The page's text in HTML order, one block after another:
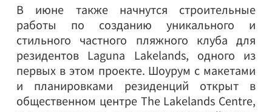
В июне также начнутся строительные
работы по созданию уникального и
стильного частного пляжного клуба для
резидентов Laguna Lakelands, одного из
первых в этом проекте. Шоурум с макетами
и планировками резиденций открыт в
общественном центре The Lakelands Centre,